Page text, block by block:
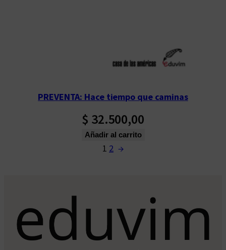
PREVENTA: Hace tiempo que caminas
$ 32.500,00
Añadir al carrito
1 2 →